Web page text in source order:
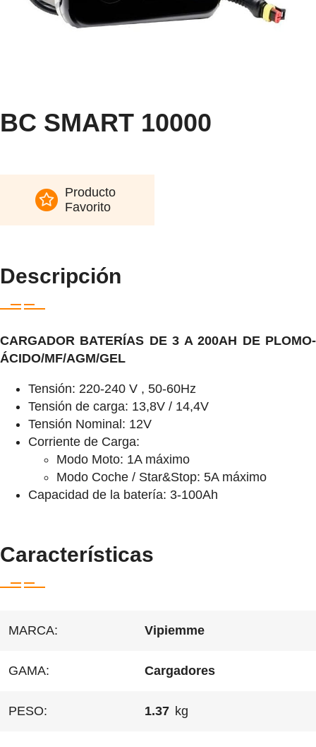
BC SMART 10000
Producto
Favorito
Descripción
CARGADOR BATERÍAS DE 3 A 200AH DE PLOMO-
ÁCIDO/MF/AGM/GEL
Tensión: 220-240 V , 50-60Hz
Tensión de carga: 13,8V / 14,4V
Tensión Nominal: 12V
Corriente de Carga:
Modo Moto: 1A máximo
Modo Coche / Star&Stop: 5A máximo
Capacidad de la batería: 3-100Ah
Características
MARCA: Vipiemme
GAMA: Cargadores
PESO: 1.37 kg